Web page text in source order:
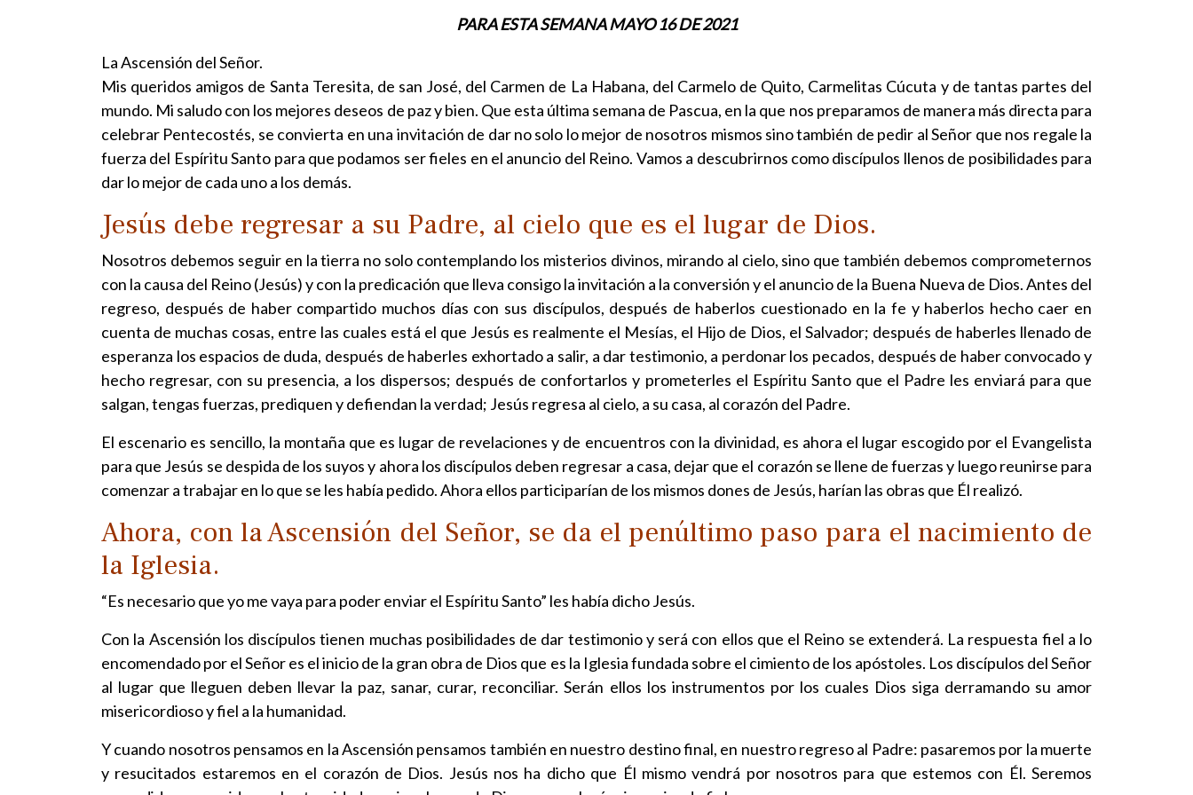
PARA ESTA SEMANA MAYO 16 DE 2021
La Ascensión del Señor.
Mis queridos amigos de Santa Teresita, de san José, del Carmen de La Habana, del Carmelo de Quito, Carmelitas Cúcuta y de tantas partes del
mundo. Mi saludo con los mejores deseos de paz y bien. Que esta última semana de Pascua, en la que nos preparamos de manera más directa para
celebrar Pentecostés, se convierta en una invitación de dar no solo lo mejor de nosotros mismos sino también de pedir al Señor que nos regale la
fuerza del Espíritu Santo para que podamos ser fieles en el anuncio del Reino. Vamos a descubrirnos como discípulos llenos de posibilidades para
dar lo mejor de cada uno a los demás.
Jesús debe regresar a su Padre, al cielo que es el lugar de Dios.
Nosotros debemos seguir en la tierra no solo contemplando los misterios divinos, mirando al cielo, sino que también debemos comprometernos
con la causa del Reino (Jesús) y con la predicación que lleva consigo la invitación a la conversión y el anuncio de la Buena Nueva de Dios. Antes del
regreso, después de haber compartido muchos días con sus discípulos, después de haberlos cuestionado en la fe y haberlos hecho caer en
cuenta de muchas cosas, entre las cuales está el que Jesús es realmente el Mesías, el Hijo de Dios, el Salvador; después de haberles llenado de
esperanza los espacios de duda, después de haberles exhortado a salir, a dar testimonio, a perdonar los pecados, después de haber convocado y
hecho regresar, con su presencia, a los dispersos; después de confortarlos y prometerles el Espíritu Santo que el Padre les enviará para que
salgan, tengas fuerzas, prediquen y defiendan la verdad; Jesús regresa al cielo, a su casa, al corazón del Padre.
El escenario es sencillo, la montaña que es lugar de revelaciones y de encuentros con la divinidad, es ahora el lugar escogido por el Evangelista
para que Jesús se despida de los suyos y ahora los discípulos deben regresar a casa, dejar que el corazón se llene de fuerzas y luego reunirse para
comenzar a trabajar en lo que se les había pedido. Ahora ellos participarían de los mismos dones de Jesús, harían las obras que Él realizó.
Ahora, con la Ascensión del Señor, se da el penúltimo paso para el nacimiento de
la Iglesia.
“Es necesario que yo me vaya para poder enviar el Espíritu Santo” les había dicho Jesús.
Con la Ascensión los discípulos tienen muchas posibilidades de dar testimonio y será con ellos que el Reino se extenderá. La respuesta fiel a lo
encomendado por el Señor es el inicio de la gran obra de Dios que es la Iglesia fundada sobre el cimiento de los apóstoles. Los discípulos del Señor
al lugar que lleguen deben llevar la paz, sanar, curar, reconciliar. Serán ellos los instrumentos por los cuales Dios siga derramando su amor
misericordioso y fiel a la humanidad.
Y cuando nosotros pensamos en la Ascensión pensamos también en nuestro destino final, en nuestro regreso al Padre: pasaremos por la muerte
y resucitados estaremos en el corazón de Dios. Jesús nos ha dicho que Él mismo vendrá por nosotros para que estemos con Él. Seremos